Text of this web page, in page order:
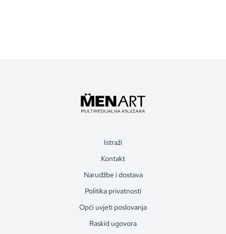
Istraži
Kontakt
Narudžbe i dostava
Politika privatnosti
Opći uvjeti poslovanja
Raskid ugovora